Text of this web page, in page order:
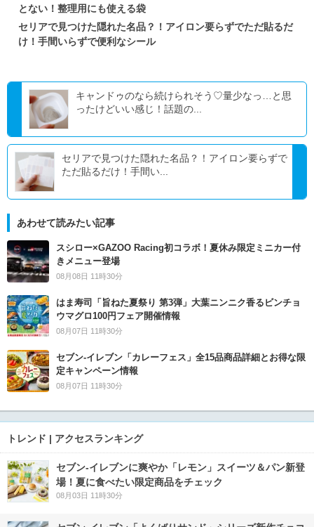
とない！整理用にも使える袋
セリアで見つけた隠れた名品？！アイロン要らずでただ貼るだ
け！手間いらずで便利なシール
キャンドゥのなら続けられそう♡量少なっ…と思
ったけどいい感じ！話題の...
セリアで見つけた隠れた名品？！アイロン要らずで
ただ貼るだけ！手間い...
あわせて読みたい記事
スシロー×GAZOO Racing初コラボ！夏休み限定ミニカー付
きメニュー登場
08月08日 11時30分
はま寿司「旨ねた夏祭り 第3弾」大葉ニンニク香るビンチョ
ウマグロ100円フェア開催情報
08月07日 11時30分
セブン‐イレブン「カレーフェス」全15品商品詳細とお得な限
定キャンペーン情報
08月07日 11時30分
トレンド | アクセスランキング
セブン‐イレブンに爽やか「レモン」スイーツ＆パン新登
場！夏に食べたい限定商品をチェック
08月03日 11時30分